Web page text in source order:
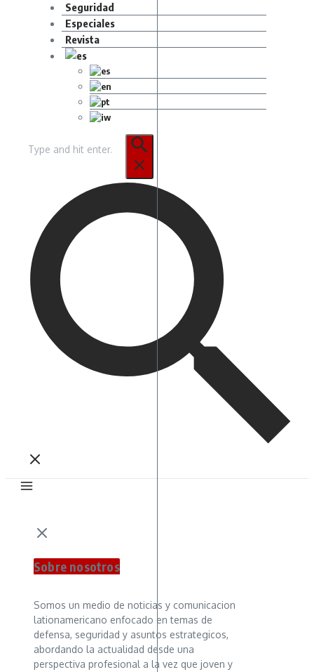
Seguridad
Especiales
Revista
Sobre nosotros
Somos un medio de noticias y comunicacion
lationamericano enfocado en temas de
defensa, seguridad y asuntos estrategicos,
abordando la actualidad desde una
perspectiva profesional a la vez que joven y